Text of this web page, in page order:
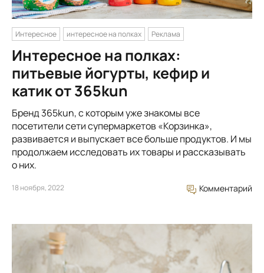
Интересное интересное на полках Реклама
Интересное на полках:
питьевые йогурты, кефир и
катик от 365kun
Бренд 365kun, с которым уже знакомы все
посетители сети супермаркетов «Корзинка»,
развивается и выпускает все больше продуктов. И мы
продолжаем исследовать их товары и рассказывать
о них.
18 ноября, 2022 Комментарий